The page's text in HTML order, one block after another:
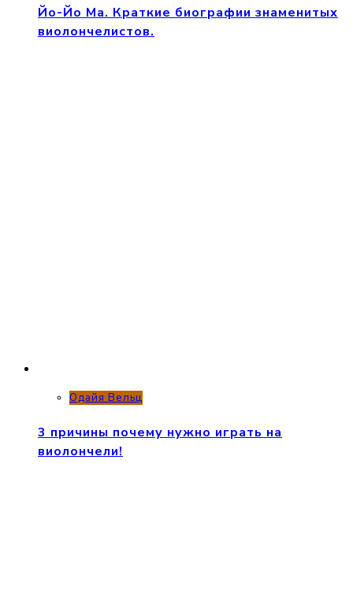
Йо-Йо Ма. Краткие биографии знаменитых
виолончелистов.
Одайя Вельц
3 причины почему нужно играть на
виолончели!